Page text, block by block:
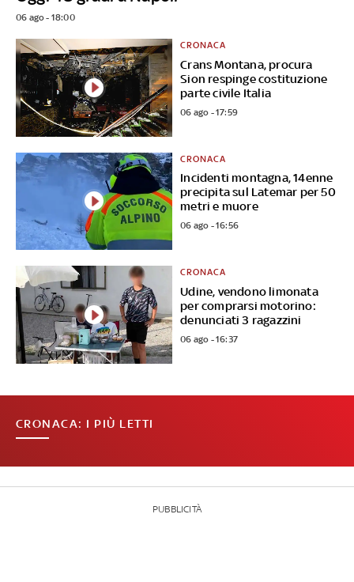
06 ago - 18:00
Crans Montana, procura
Sion respinge costituzione
parte civile Italia
CRONACA
06 ago - 17:59
Incidenti montagna, 14enne
precipita sul Latemar per 50
metri e muore
CRONACA
06 ago - 16:56
Udine, vendono limonata
per comprarsi motorino:
denunciati 3 ragazzini
CRONACA
06 ago - 16:37
CRONACA: I PIÙ LETTI
PUBBLICITÀ